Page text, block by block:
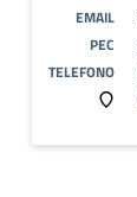
EMAIL
PEC
TELEFONO